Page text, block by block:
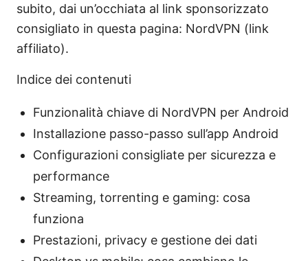
subito, dai un’occhiata al link sponsorizzato
consigliato in questa pagina: NordVPN (link
affiliato).
Indice dei contenuti
Funzionalità chiave di NordVPN per Android
Installazione passo-passo sull’app Android
Configurazioni consigliate per sicurezza e
performance
Streaming, torrenting e gaming: cosa
funziona
Prestazioni, privacy e gestione dei dati